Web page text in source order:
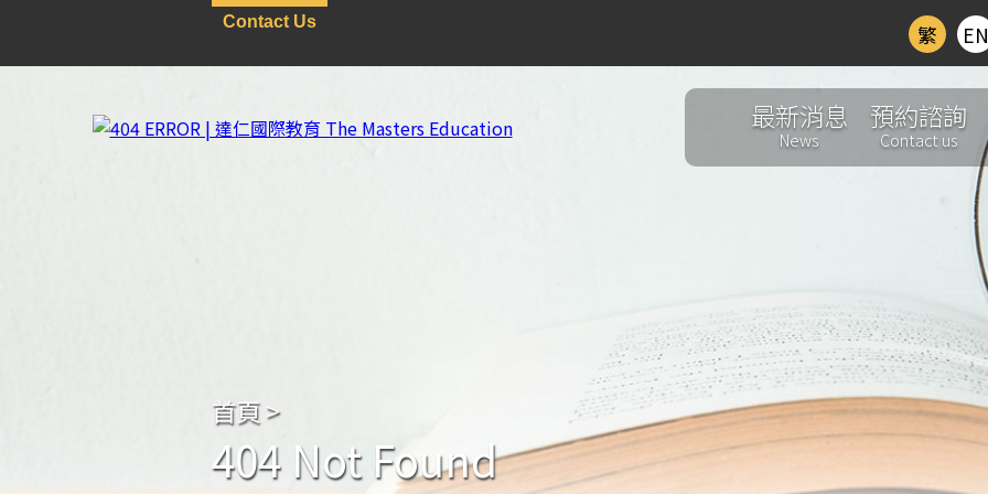
Contact Us 繁 EN
最新消息
News
預約諮詢
Contact us
首頁>
404 Not Found